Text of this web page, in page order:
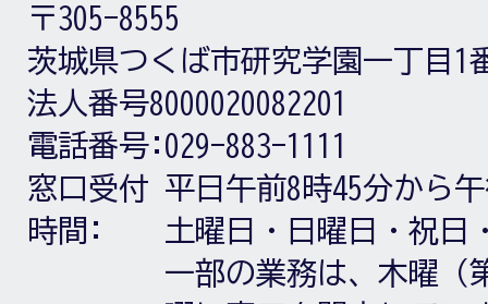
〒305-8555
茨城県つくば市研究学園一丁目1
法人番号8000020082201
電話番号: 029-883-1111
窓口受付
時間:
平日午前8時45分から
土曜日・日曜日・祝日
一部の業務は、木曜（